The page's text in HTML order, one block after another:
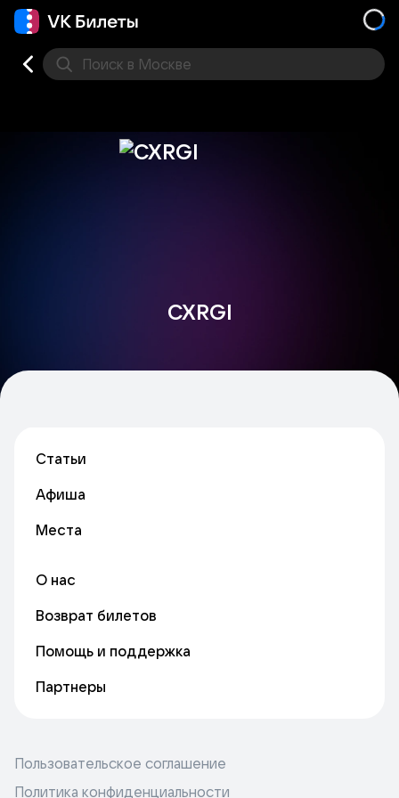
Поиск в Москве
CXRGI
Статьи
Афиша
Места
О нас
Возврат билетов
Помощь и поддержка
Партнеры
Пользовательское соглашение
Политика конфиденциальности